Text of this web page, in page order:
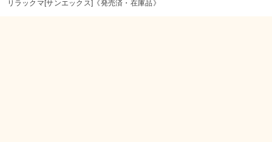
リラックマ[サンエックス]《発売済・在庫品》